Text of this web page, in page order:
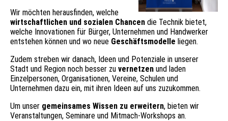
Wir möchten herausfinden, welche
wirtschaftlichen und sozialen Chancen die Technik bietet,
welche Innovationen für Bürger, Unternehmen und Handwerker
entstehen können und wo neue Geschäftsmodelle liegen.
Zudem streben wir danach, Ideen und Potenziale in unserer
Stadt und Region noch besser zu vernetzen und laden
Einzelpersonen, Organisationen, Vereine, Schulen und
Unternehmen dazu ein, mit ihren Ideen auf uns zuzukommen.
Um unser gemeinsames Wissen zu erweitern, bieten wir
Veranstaltungen, Seminare und Mitmach-Workshops an.